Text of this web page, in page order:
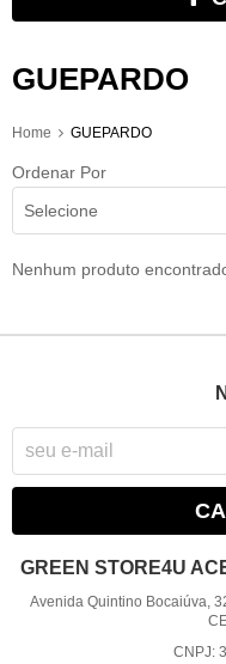
GUEPARDO
Home GUEPARDO
Ordenar Por
Selecione
Nenhum produto
GREEN STORE4U
Avenida Quintino Bocaiúva,
CNPJ: